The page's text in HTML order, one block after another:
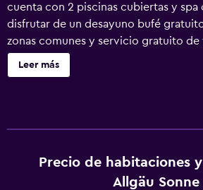
cuenta con 2 piscinas cubiertas y
disfrutar de un desayuno bufé
zonas comunes y servicio gratuito
comercial. También encontrarás un
discoteca y 2 bares o salas. Allgäu
ofrece acceso a Internet wifi gratis.
personas de negocios incluyen
Leer más
Precio de habitaciones
Allgäu Sonne